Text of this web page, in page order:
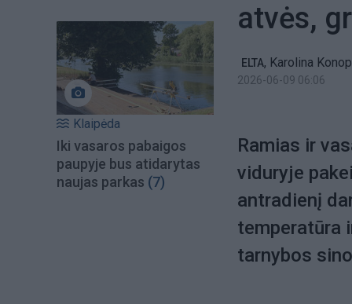
Klaipėda
Iki vasaros pabaigos
paupyje bus atidarytas
naujas parkas (7)
atvės,
ELTA, Karolina
2026-06-09 06:06
Ramias ir
viduryje
antradienį
temperatūra
tarnybos